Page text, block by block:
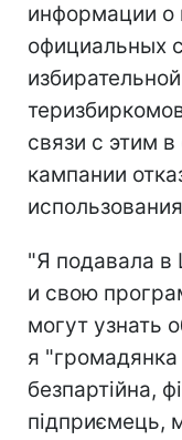
информации о
официальных
связи с этим
кампании
"Я подавала в
и свою
могут узнать
я "громадянка
безпартійна,
підприємець,